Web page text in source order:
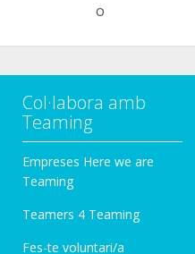
o
Col·labora amb
Teaming
Empreses Here we are
Teaming
Teamers 4 Teaming
Fes-te voluntari/a